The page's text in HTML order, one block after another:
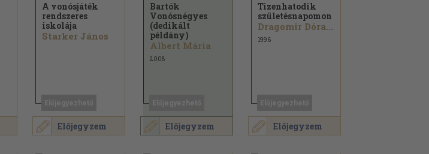
Előjegyzem
A vonósjáték
rendszeres
iskolája
Starker János
Előjegyzem
Bartók
Vonósnégyes
(dedikált
példány)
Albert Mária
2008
Előjegyzem
Tizenhatodik
születésnapomon
Dragomir Dóra...
1996